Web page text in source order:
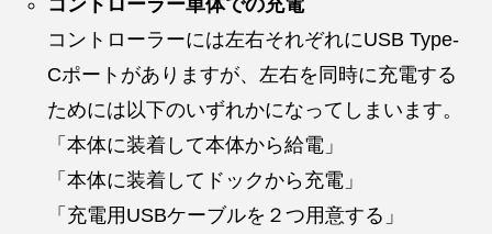
コントローラー単体での充電
コントローラーには左右それぞれにUSB Type-
Cポートがありますが、左右を同時に充電する
ためには以下のいずれかになってしまいます。
「本体に装着して本体から給電」
「本体に装着してドックから充電」
「充電用USBケーブルを２つ用意する」